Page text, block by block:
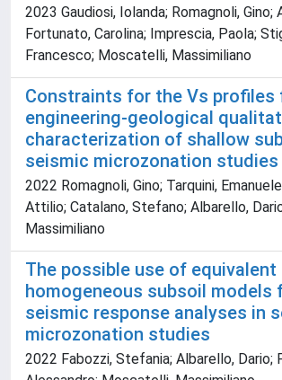
2023 Gaudiosi, Iolanda; Romagnoli, Gino;
Fortunato, Carolina; Imprescia, Paola;
Francesco; Moscatelli, Massimiliano
Constraints for the Vs profiles
engineering-geological
characterization of shallow
seismic microzonation studies
2022 Romagnoli, Gino; Tarquini,
Attilio; Catalano, Stefano; Albarello,
Massimiliano
The possible use of equivalent
homogeneous subsoil models
seismic response analyses in
microzonation studies
2022 Fabozzi, Stefania; Albarello, Dario;